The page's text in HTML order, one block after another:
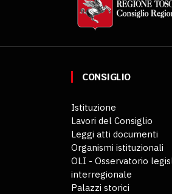
CONSIGLIO
Istituzione
Lavori del Consiglio
Leggi atti documenti
Organismi istituzionali
OLI - Osservatorio
interregionale
Palazzi storici